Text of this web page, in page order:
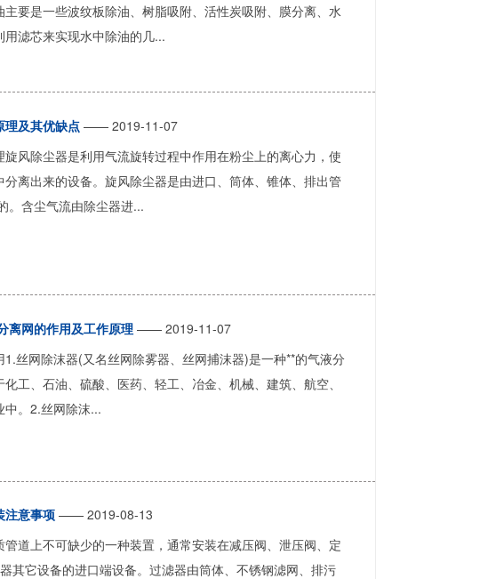
要是一些波纹板除油、树脂吸附、活性炭吸附、膜分离、水
用滤芯来实现水中除油的几...
理及其优缺点—— 2019-11-07
风除尘器是利用气流旋转过程中作用在粉尘上的离心力，使
离出来的设备。旋风除尘器是由进口、筒体、锥体、排出管
。含尘气流由除尘器进...
离网的作用及工作原理—— 2019-11-07
1.丝网除沫器(又名丝网除雾器、丝网捕沫器)是一种**的气液分
工、石油、硫酸、医药、轻工、冶金、机械、建筑、航空、
中。2.丝网除沫...
注意事项—— 2019-08-13
道上不可缺少的一种装置，通常安装在减压阀、泄压阀、定
其它设备的进口端设备。过滤器由筒体、不锈钢滤网、排污